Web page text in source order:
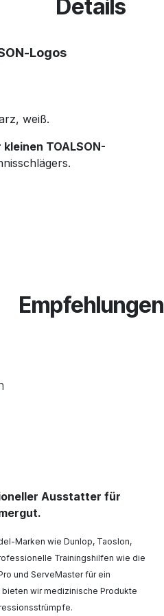
Details
Logos
weiß.
TOALSON-
Empfehlungen
Ausstatter für
Marken wie Dunlop, Taoslon,
Trainingshilfen wie die
und ServeMaster für ein
wir medizinische Produkte